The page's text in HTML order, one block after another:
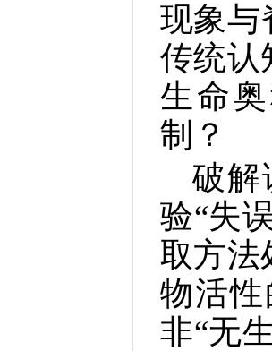
现象与
传统认
生命
制？
破解
验“失
取方法
物活
非“无